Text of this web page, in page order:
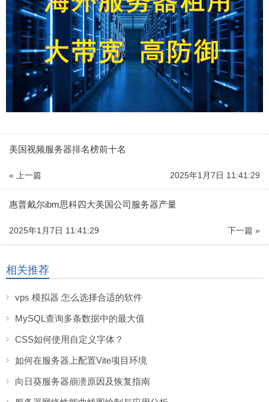
美国视频服务器排名榜前十名
« 上一篇 2025年1月7日 11:41:29
惠普戴尔ibm思科四大美国公司服务器产量
下一篇 »
2025年1月7日 11:41:29
相关推荐
vps 模拟器 怎么选择合适的软件
MySQL查询多条数据中的最大值
CSS如何使用自定义字体？
如何在服务器上配置Vite项目环境
向日葵服务器崩溃原因及恢复指南